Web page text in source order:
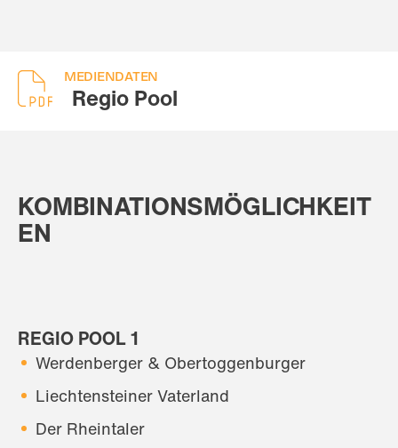
MEDIENDATEN
Regio Pool
KOMBINATIONSMÖGLICHKEIT
EN
REGIO POOL 1
Werdenberger & Obertoggenburger
Liechtensteiner Vaterland
Der Rheintaler